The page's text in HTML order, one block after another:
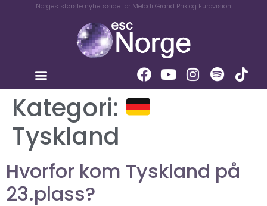
Norges største nyhetsside for Melodi Grand Prix og Eurovision
Kategori:
Tyskland
Hvorfor kom Tyskland på
23.plass?